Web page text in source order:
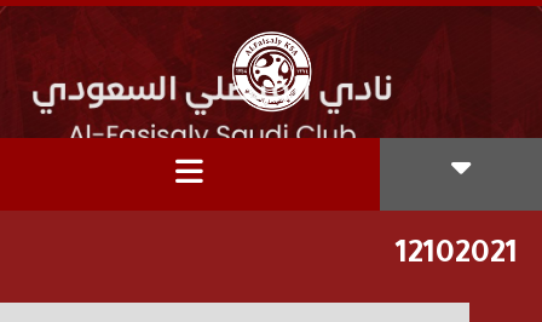
12102021